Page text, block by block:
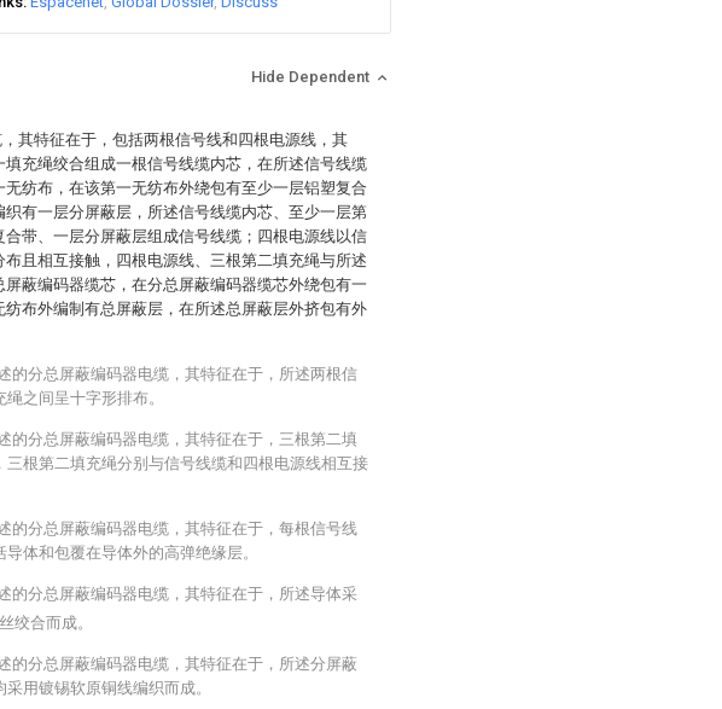
Hide Dependent
其特征在于，包括两根信号线和四根电源线，其
充绳绞合组成一根信号线缆内芯，在所述信号线缆
纺布，在该第一无纺布外绕包有至少一层铝塑复合
有一层分屏蔽层，所述信号线缆内芯、至少一层第
带、一层分屏蔽层组成信号线缆；四根电源线以信
且相互接触，四根电源线、三根第二填充绳与所述
蔽编码器缆芯，在分总屏蔽编码器缆芯外绕包有一
布外编制有总屏蔽层，在所述总屏蔽层外挤包有外
的分总屏蔽编码器电缆，其特征在于，所述两根信
之间呈十字形排布。
的分总屏蔽编码器电缆，其特征在于，三根第二填
三根第二填充绳分别与信号线缆和四根电源线相互接
的分总屏蔽编码器电缆，其特征在于，每根信号线
体和包覆在导体外的高弹绝缘层。
的分总屏蔽编码器电缆，其特征在于，所述导体采
绞合而成。
的分总屏蔽编码器电缆，其特征在于，所述分屏蔽
用镀锡软原铜线编织而成。